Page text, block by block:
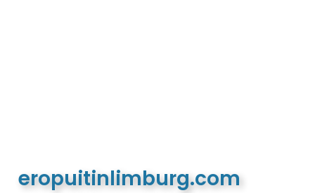
eropuitinlimburg.com